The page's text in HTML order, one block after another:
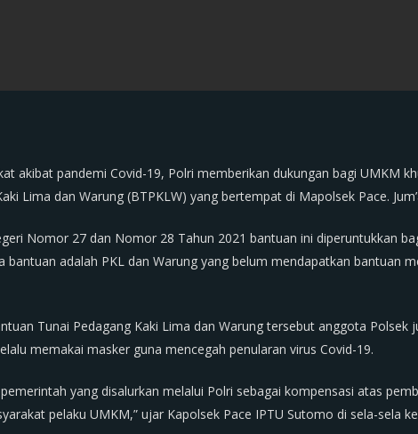
akibat pandemi Covid-19, Polri memberikan dukungan bagi UMKM
Lima dan Warung (BTPKLW) yang bertempat di Mapolsek Pace.
Nomor 27 dan Nomor 28 Tahun 2021 bantuan ini diperuntukkan
bantuan adalah PKL dan Warung yang belum mendapatkan bantuan
Tunai Pedagang Kaki Lima dan Warung tersebut anggota Polsek
memakai masker guna mencegah penularan virus Covid-19.
yang disalurkan melalui Polri sebagai kompensasi atas
pelaku UMKM,” ujar Kapolsek Pace IPTU Sutomo di sela-sela